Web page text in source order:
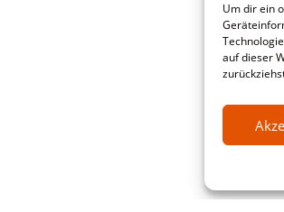
Um dir ein
auf dieser